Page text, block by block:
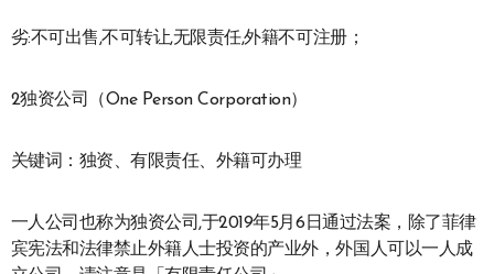
劣:不可出售,不可转让,无限责任,外籍不可注册；
2独资公司（One Person Corporation）
关键词：独资、有限责任、外籍可办理
一人公司也称为独资公司,于2019年5月6日通过法案，除了菲律
宾宪法和法律禁止外籍人士投资的产业外，外国人可以一人成